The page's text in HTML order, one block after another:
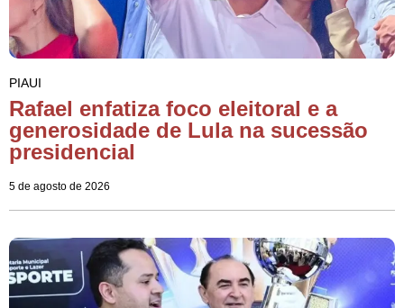
PIAUI
Rafael enfatiza foco eleitoral e a
generosidade de Lula na sucessão
presidencial
5 de agosto de 2026